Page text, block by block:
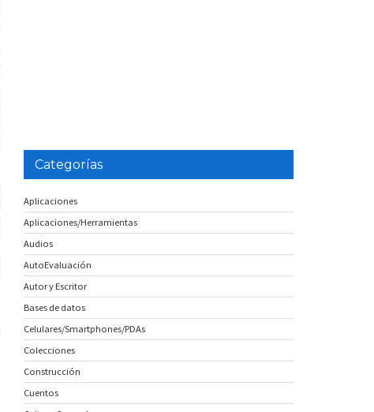
Categorías
Aplicaciones
Aplicaciones/Herramientas
Audios
AutoEvaluación
Autor y Escritor
Bases de datos
Celulares/Smartphones/PDAs
Colecciones
Construcción
Cuentos